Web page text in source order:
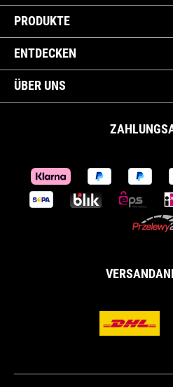
PRODUKTE
ENTDECKEN
ÜBER UNS